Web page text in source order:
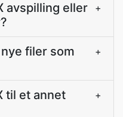
avspilling eller
+
filer som
+
til et annet
+